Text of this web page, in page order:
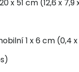
x 51 cm (12,6 x 7,9
1 x 6 cm (0,4